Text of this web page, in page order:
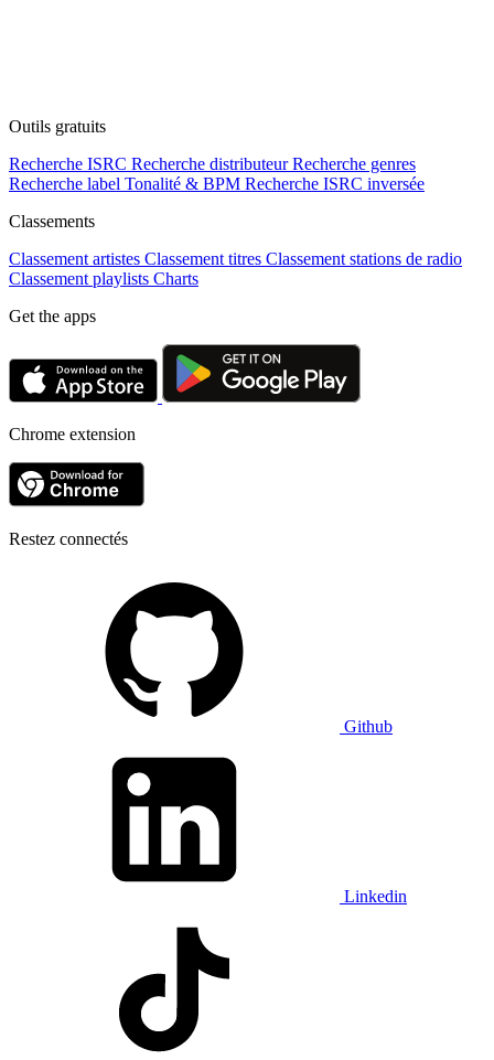
Outils gratuits
Recherche ISRC Recherche distributeur Recherche genres
Recherche label Tonalité & BPM Recherche ISRC inversée
Classements
Classement artistes Classement titres Classement stations de radio
Classement playlists Charts
Get the apps
Chrome extension
Restez connectés
Github
Linkedin